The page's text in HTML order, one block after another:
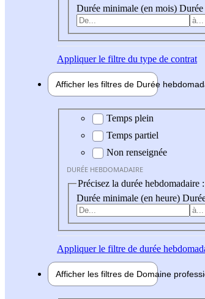
Durée minimale (en mois)
Appliquerle filtre du type de contrat
Afficher les filtres de Durée hebdo
Durée hebdomadaire
Temps plein
Temps partiel
Non renseignée
DURÉE HEBDOMADAIRE
Précisez la durée hebdomadaire :
Durée minimale (en heure)
Appliquerle filtre de durée
Afficher les filtres de Domaine pro